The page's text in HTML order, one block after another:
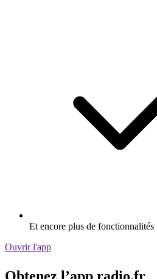
Et encore plus de fonctionnalités
Ouvrir l'app